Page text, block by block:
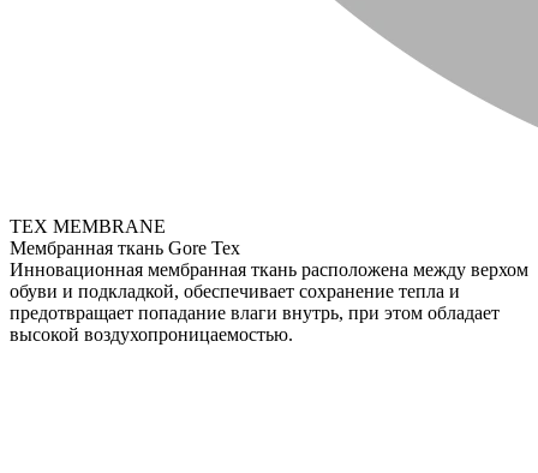
TEX MEMBRANE
Мембранная ткань Gore Tex
Инновационная мембранная ткань расположена между верхом
обуви и подкладкой, обеспечивает сохранение тепла и
предотвращает попадание влаги внутрь, при этом обладает
высокой воздухопроницаемостью.